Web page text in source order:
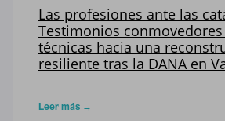
Las profesiones ante las
Testimonios
técnicas hacia una
resiliente tras la DANA en
Leer más →
Cookies necesarias
configurar su navegador para bloquear